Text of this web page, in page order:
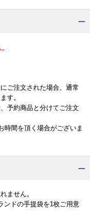
ご注文された場合、通常
す。
予約商品と分けてご注文
時間を頂く場合がございま
ません。
ンドの手提袋を1枚ご用意